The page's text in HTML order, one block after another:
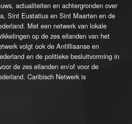
actualiteiten en achtergronden over
Sint Eustatius en Sint Maarten en de
Met een netwerk van lokale
op de zes eilanden van het
volgt ook de Antilliaanse en
en de politieke besluitvorming in
de zes eilanden en/of voor de
Caribisch Netwerk is